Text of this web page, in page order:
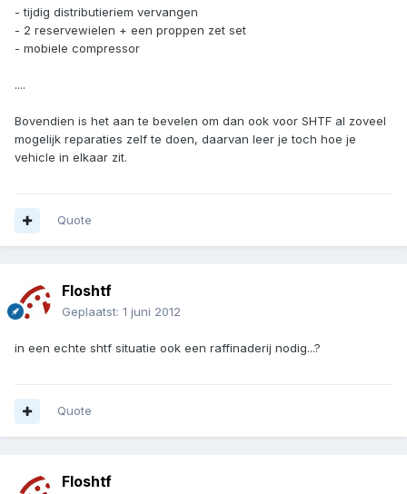
- tijdig distributieriem vervangen
- 2 reservewielen + een proppen zet set
- mobiele compressor
....
Bovendien is het aan te bevelen om dan ook voor SHTF al zoveel
mogelijk reparaties zelf te doen, daarvan leer je toch hoe je
vehicle in elkaar zit.
Quote
Floshtf
Geplaatst: 1 juni 2012
in een echte shtf situatie ook een raffinaderij nodig...?
Quote
Floshtf